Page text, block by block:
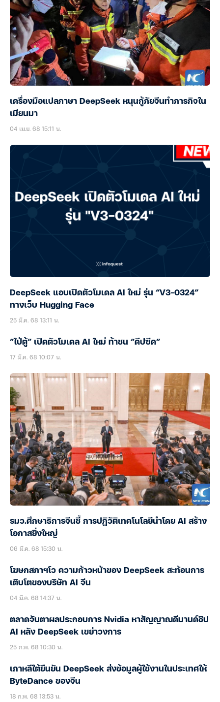
เครื่องมือแปลภาษา DeepSeek หนุนกู้ภัยจีนทำภารกิจใน
เมียนมา
04 เม.ย. 68 15:11 น.
DeepSeek แอบเปิดตัวโมเดล AI ใหม่ รุ่น “V3-0324”
ทางเว็บ Hugging Face
25 มี.ค. 68 13:11 น.
“ไป่ตู้” เปิดตัวโมเดล AI ใหม่ ท้าชน “ดีปซีค”
17 มี.ค. 68 10:07 น.
รมว.ศึกษาธิการจีนชี้ การปฏิวัติเทคโนโลยีนำโดย AI สร้าง
โอกาสยิ่งใหญ่
06 มี.ค. 68 15:30 น.
โฆษกสภาฯโว ความก้าวหน้าของ DeepSeek สะท้อนการ
เติบโตของบริษัท AI จีน
04 มี.ค. 68 14:37 น.
ตลาดจับตาผลประกอบการ Nvidia หาสัญญาณดีมานด์ชิป
AI หลัง DeepSeek เขย่าวงการ
25 ก.พ. 68 10:30 น.
เกาหลีใต้ยืนยัน DeepSeek ส่งข้อมูลผู้ใช้งานในประเทศให้
ByteDance ของจีน
18 ก.พ. 68 13:53 น.